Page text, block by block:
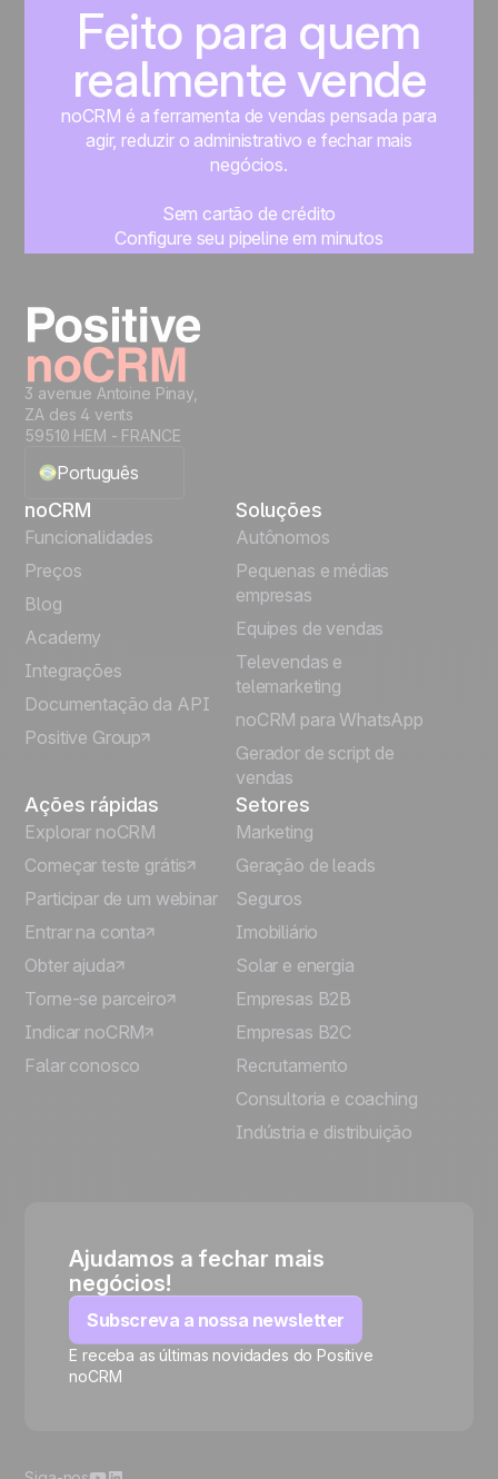
Feito para quem
realmente vende
noCRM é a ferramenta de vendas pensada para
agir, reduzir o administrativo e fechar mais
negócios.
Sem cartão de crédito
Configure seu pipeline em minutos
3 avenue Antoine Pinay,
ZA des 4 vents
59510 HEM - FRANCE
Português
English
Français
Español
Italiano
Deutsch
noCRM
Funcionalidades
Preços
Blog
Academy
Integrações
Documentação da API
Positive Group
Soluções
Autônomos
Pequenas e médias
empresas
Equipes de vendas
Televendas e
telemarketing
noCRM para WhatsApp
Gerador de script de
vendas
Ações rápidas
Explorar noCRM
Começar teste grátis
Participar de um webinar
Entrar na conta
Obter ajuda
Torne-se parceiro
Indicar noCRM
Falar conosco
Setores
Marketing
Geração de leads
Seguros
Imobiliário
Solar e energia
Empresas B2B
Empresas B2C
Recrutamento
Consultoria e coaching
Indústria e distribuição
Ajudamos a fechar mais
negócios!
Subscreva a nossa newsletter
E receba as últimas novidades do Positive
noCRM